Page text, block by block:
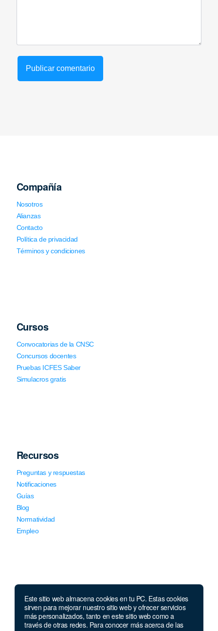
Este sitio web almacena cookies en tu PC. Estas cookies
sirven para mejorar nuestro sitio web y ofrecer servicios
más personalizados, tanto en este sitio web como a
través de otras redes. Para conocer más acerca de las
Compañía
Nosotros
Alianzas
Contacto
Política de privacidad
Términos y condiciones
Cursos
Convocatorias de la CNSC
Concursos docentes
Pruebas ICFES Saber
Simulacros gratis
Recursos
Preguntas y respuestas
Notificaciones
Guías
Blog
Normatividad
Empleo
Llámanos
Lunes a jueves de 7 a.m.